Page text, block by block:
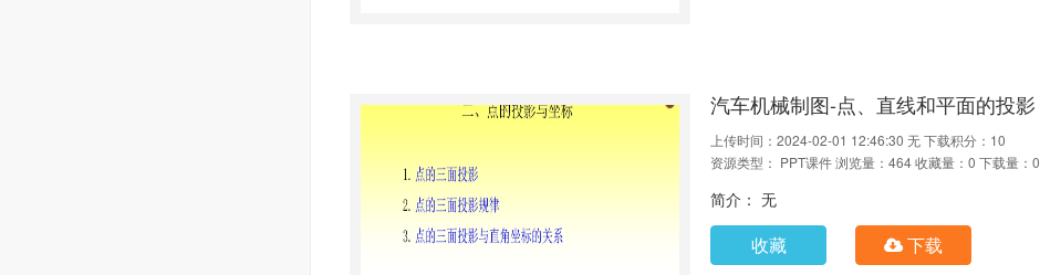
汽车机械制图-点、直线和平面的投影
上传时间：2024-02-01 12:46:30 无下载积分：10
资源类型： PPT课件浏览量：464收藏量：0 下载量：0
简介： 无
收藏 下载